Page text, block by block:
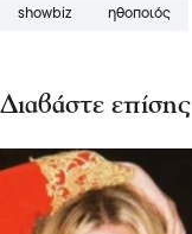
showbiz ηθοποιός
Διαβάστε επίσης